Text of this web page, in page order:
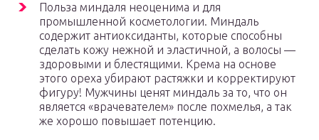
Польза миндаля неоценима и для
промышленной косметологии. Миндаль
содержит антиоксиданты, которые способны
сделать кожу нежной и эластичной, а волосы —
здоровыми и блестящими. Крема на основе
этого ореха убирают растяжки и корректируют
фигуру! Мужчины ценят миндаль за то, что он
является «врачевателем» после похмелья, а так
же хорошо повышает потенцию.